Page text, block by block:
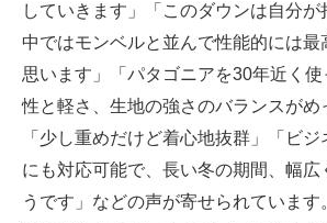
していきます」「このダウンは自分
中ではモンベルと並んで性能的には最
思います」「パタゴニアを30年近く
性と軽さ、生地の強さのバランスがめ
「少し重めだけど着心地抜群」「ビ
にも対応可能で、長い冬の期間、幅広
うです」などの声が寄せられています